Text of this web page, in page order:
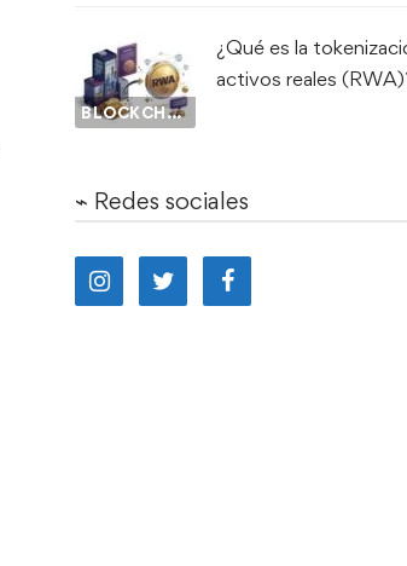
BLOCKCHAIN
¿Qué es la
activos reales
⌁ Redes sociales